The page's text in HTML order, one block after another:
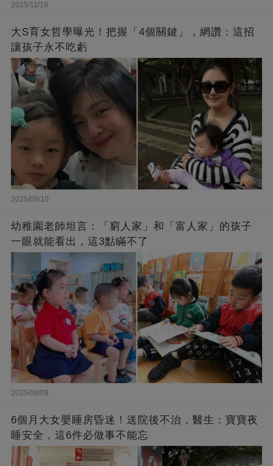
2025/11/19
大S育女哲學曝光！把握「4個關鍵」，網讚：這招
讓孩子永不吃虧
2025/09/10
幼稚園老師坦言：「窮人家」和「富人家」的孩子
一眼就能看出，這3點瞞不了
2025/09/09
6個月大女嬰睡房昏迷！送院後不治，醫生：寶寶夜
睡安全，這6件必做事不能忘​